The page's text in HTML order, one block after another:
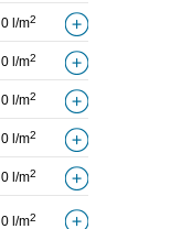
0 l/m2
0 l/m2
0 l/m2
0 l/m2
0 l/m2
0 l/m2